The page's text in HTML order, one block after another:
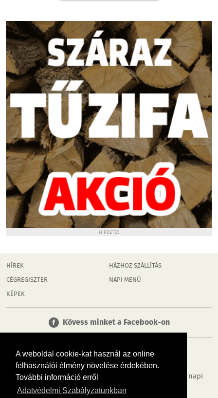
A weboldal cookie-kat használ az online
felhasználói élmény növelése érdekében.
További információ erről
Adatvédelmi Szabályzatunkban
HIRDETÉS
HÍREK
CÉGREGISZTER
KÉPEK
HÁZHOZ SZÁLLÍTÁS
NAPI MENÜ
Kövess minket a Facebook-on
Tudj meg többet városodról! Hírek, programok, képek, napi
menü, cégek…. és minden, ami Dombóvár